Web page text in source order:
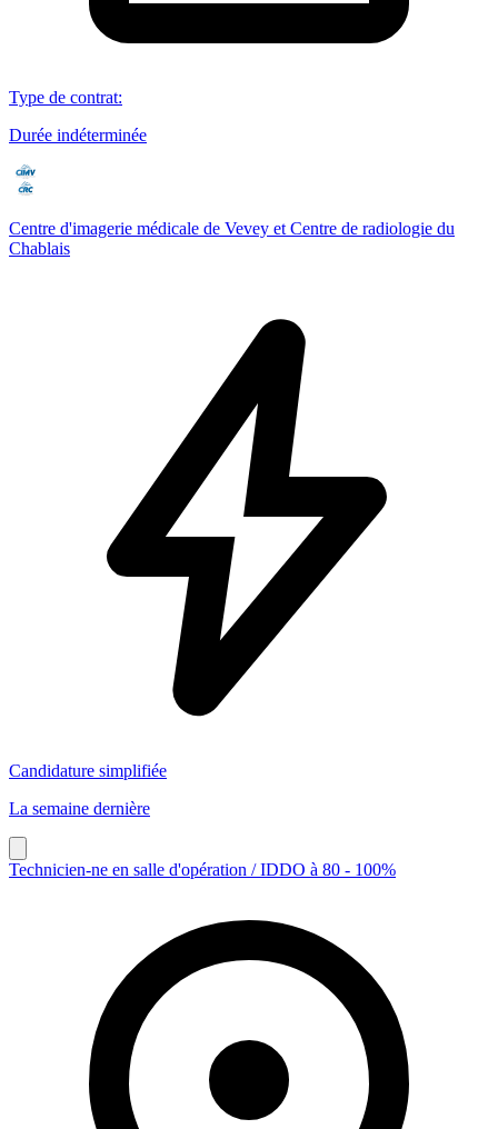
Type de contrat:
Durée indéterminée
Centre d'imagerie médicale de Vevey et Centre de radiologie du
Chablais
Candidature simplifiée
La semaine dernière
Technicien-ne en salle d'opération / IDDO à 80 - 100%